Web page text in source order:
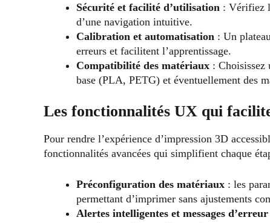
Sécurité et facilité d’utilisation : Vérifiez
d’une navigation intuitive.
Calibration et automatisation : Un
erreurs et facilitent l’apprentissage.
Compatibilité des matériaux : Choisissez
base (PLA, PETG) et éventuellement des
Les fonctionnalités UX qui
Pour rendre l’expérience d’impression 3D
fonctionnalités avancées qui simplifient chaque
Préconfiguration des matériaux : les
permettant d’imprimer sans ajustements
Alertes intelligentes et messages d’erreur